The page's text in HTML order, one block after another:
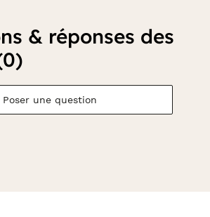
& réponses des
Poser une question